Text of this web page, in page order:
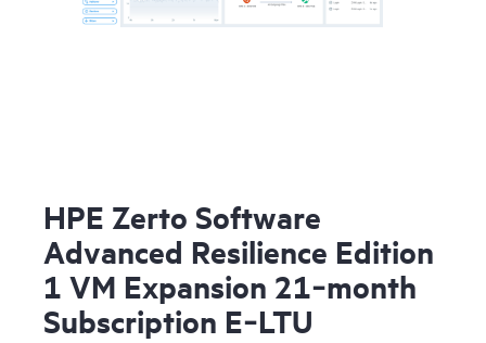
HPE Zerto Software
Advanced Resilience Edition
1 VM Expansion 21‑month
Subscription E‑LTU